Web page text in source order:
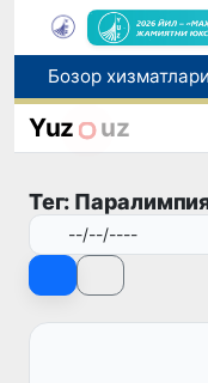
“Мен таниган
Yuz uz
Тег: